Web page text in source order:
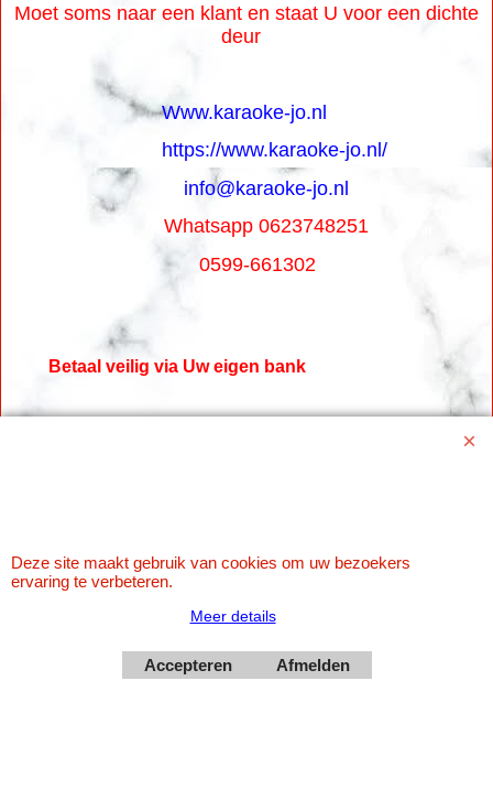
Moet soms naar een klant en staat U voor een dichte
deur
Www.karaoke-jo.nl
https://www.karaoke-jo.nl/
info@karaoke-jo.nl
Whatsapp 0623748251
0599-661302
Betaal veilig via Uw eigen bank
software.
Deze site maakt gebruik van cookies om uw bezoekers
ervaring te verbeteren.
Meer details
Accepteren Afmelden